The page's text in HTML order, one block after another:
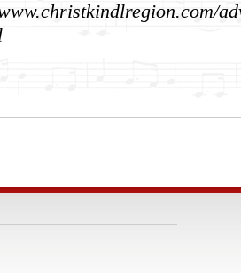
egion.com/